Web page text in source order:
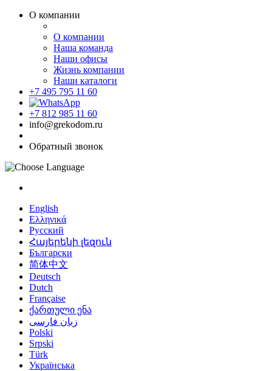
О компании
О компании
Наша команда
Наши офисы
Жизнь компании
Наши каталоги
+7 495 795 11 60
+7 812 985 11 60
info@grekodom.ru
Обратный звонок
English
Ελληνικά
Русский
Հայերենի լեզուն
Български
简体中文
Deutsch
Dutch
Française
ქართული ენა
زبان فارسی
Polski
Srpski
Türk
Українська